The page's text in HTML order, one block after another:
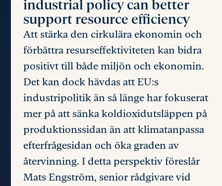
industrial policy can better
support resource efficiency
Att stärka den cirkulära ekonomin och
förbättra resurseffektiviteten kan bidra
positivt till både miljön och ekonomin.
Det kan dock hävdas att EU:s
industripolitik än så länge har fokuserat
mer på att sänka koldioxidutsläppen på
produktionssidan än att klimatanpassa
efterfrågesidan och öka graden av
återvinning. I detta perspektiv föreslår
Mats Engström, senior rådgivare vid